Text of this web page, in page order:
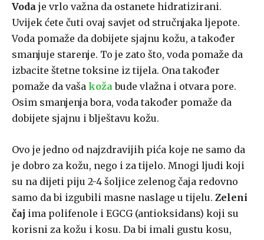
Voda je vrlo važna da ostanete hidratizirani.
Uvijek ćete čuti ovaj savjet od stručnjaka ljepote.
Voda pomaže da dobijete sjajnu kožu, a također
smanjuje starenje. To je zato što, voda pomaže da
izbacite štetne toksine iz tijela. Ona također
pomaže da vaša koža bude vlažna i otvara pore.
Osim smanjenja bora, voda također pomaže da
dobijete sjajnu i blještavu kožu.
Ovo je jedno od najzdravijih pića koje ne samo da
je dobro za kožu, nego i za tijelo. Mnogi ljudi koji
su na dijeti piju 2-4 šoljice zelenog čaja redovno
samo da bi izgubili masne naslage u tijelu. Zeleni
čaj ima polifenole i EGCG (antioksidans) koji su
korisni za kožu i kosu. Da bi imali gustu kosu,